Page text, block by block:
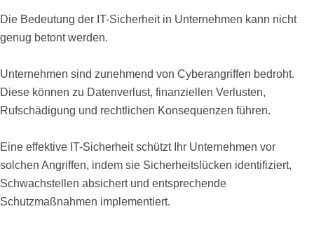
Die Bedeutung der IT-Sicherheit in Unternehmen kann nicht
genug betont werden.
Unternehmen sind zunehmend von Cyberangriffen bedroht.
Diese können zu Datenverlust, finanziellen Verlusten,
Rufschädigung und rechtlichen Konsequenzen führen.
Eine effektive IT-Sicherheit schützt Ihr Unternehmen vor
solchen Angriffen, indem sie Sicherheitslücken identifiziert,
Schwachstellen absichert und entsprechende
Schutzmaßnahmen implementiert.